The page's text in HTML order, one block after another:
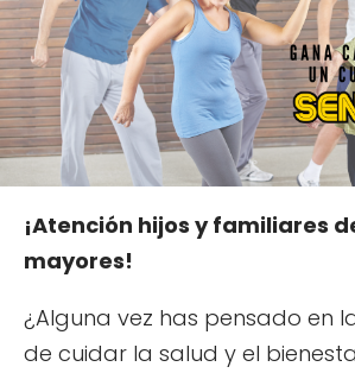
¡Atención hijos y familiares
mayores!
¿Alguna vez has pensado en
de cuidar la salud y el